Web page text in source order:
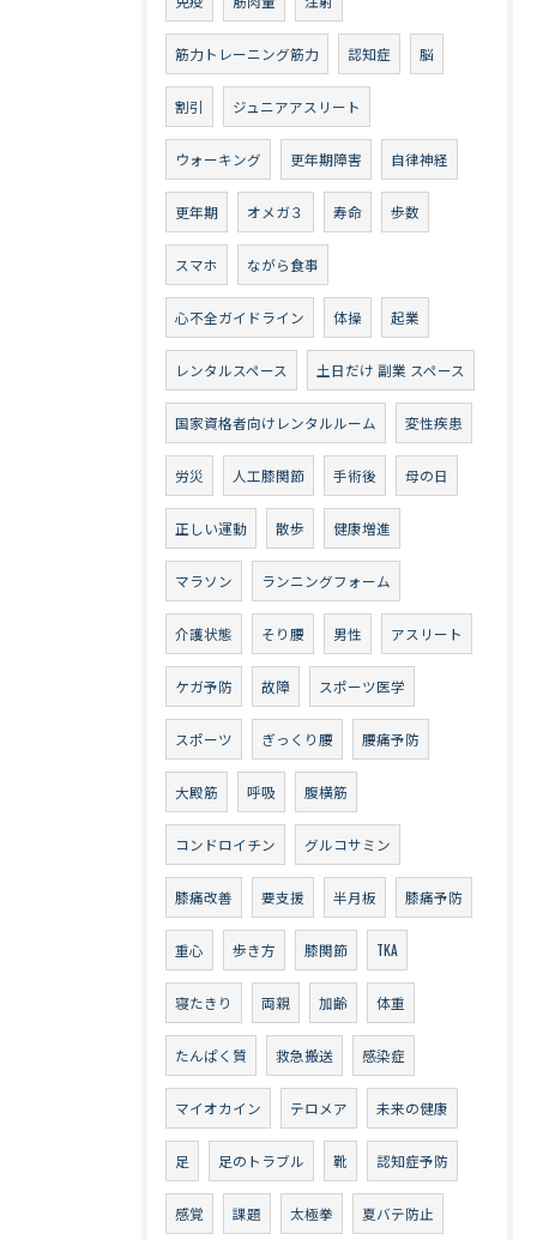
筋力トレーニング筋力 認知症 脳
割引 ジュニアアスリート
ウォーキング 更年期障害 自律神経
更年期 オメガ３ 寿命 歩数
スマホ ながら食事
心不全ガイドライン 体操 起業
レンタルスペース 土日だけ 副業 スペース
国家資格者向けレンタルルーム 変性疾患
労災 人工膝関節 手術後 母の日
正しい運動 散歩 健康増進
マラソン ランニングフォーム
介護状態 そり腰 男性 アスリート
ケガ予防 故障 スポーツ医学
スポーツ ぎっくり腰 腰痛予防
大殿筋 呼吸 腹横筋
コンドロイチン グルコサミン
膝痛改善 要支援 半月板 膝痛予防
重心 歩き方 膝関節 TKA
寝たきり 両親 加齢 体重
たんぱく質 救急搬送 感染症
マイオカイン テロメア 未来の健康
足 足のトラブル 靴 認知症予防
感覚 課題 太極拳 夏バテ防止